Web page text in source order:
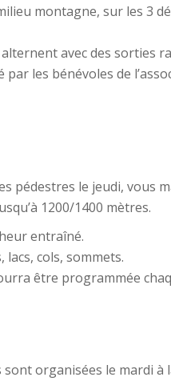
montagne, sur les 3
avec des sorties
par les bénévoles de
pédestres le jeudi, vous
1200/1400 mètres.
entraîné.
cols, sommets.
être programmée
sont organisées le mardi